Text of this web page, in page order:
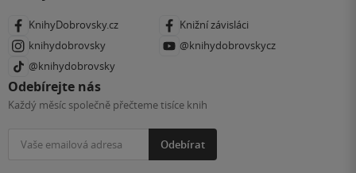
KnihyDobrovsky.cz
Knižní závisláci
knihydobrovsky
@knihydobrovskycz
@knihydobrovsky
Odebírejte nás
Každý měsíc společně přečteme tisíce knih
Odebírat